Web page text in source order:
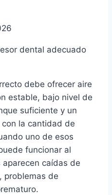
dental adecuado
debe ofrecer aire
estable, bajo nivel de
suficiente y un
la cantidad de
uno de esos
funcionar al
caídas de
problemas de